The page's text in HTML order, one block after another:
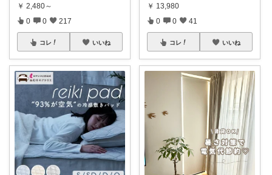
￥ 2,480～
0 0 217
コレ いいね
￥ 13,980
0 0 41
コレ いいね